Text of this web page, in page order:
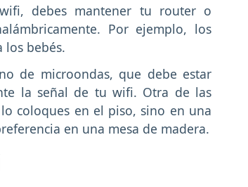
debes mantener tu router o
Por ejemplo, los
bebés.
de microondas, que debe estar
la señal de tu wifi. Otra de las
coloques en el piso, sino en una
en una mesa de madera.